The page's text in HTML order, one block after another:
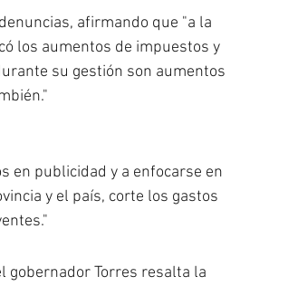
afirmando que "a la
los aumentos de impuestos y
su gestión son aumentos
en publicidad y a enfocarse en
y el país, corte los gastos